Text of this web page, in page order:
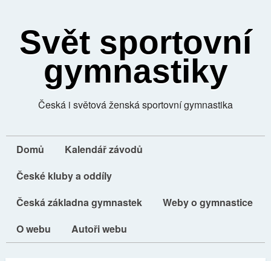
Svět sportovní
gymnastiky
Česká i světová ženská sportovní gymnastika
Domů
Kalendář závodů
České kluby a oddíly
Česká základna gymnastek
Weby o gymnastice
O webu
Autoři webu